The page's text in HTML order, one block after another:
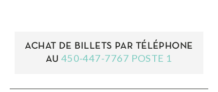
ACHAT DE BILLETS PAR TÉLÉPHONE
AU 450-447-7767 POSTE 1